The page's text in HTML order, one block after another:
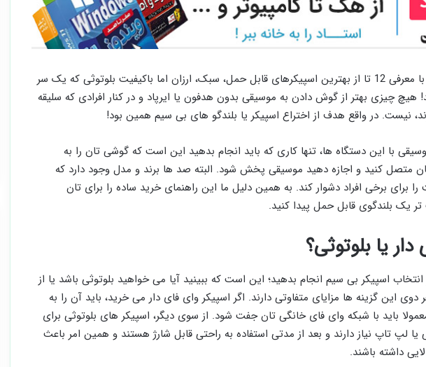
یک راهنمای خرید جذاب، با معرفی 12 تا از بهترین اسپیکرهای قابل حمل، سبک، ارزان اما باکیفیت بلوتوثی که یک سر
هیچ چیزی بهتر از گوش دادن به موسیقی بدون هدفون یا ایرپاد و در کنار افرادی که سلیقه
نیست. در واقع هدف از اختراع اسپیکر یا بلندگو های بی ‌سیم همین بود!
با این دستگاه ‌ها، تنها کاری که باید انجام بدهید این است که گوشی تان را به
متصل کنید و اجازه دهید موسیقی پخش شود. البته صد ها برند و مدل وجود دارد که
برخی افراد دشوار کند. به همین دلیل ما این راهنمای خرید ساده را برای تان
تر یک بلندگوی قابل حمل پیدا کنید.
یا بلوتوثی؟
انتخاب اسپیکر بی‌ سیم انجام بدهید؛ این است که ببینید آیا می ‌خواهید بلوتوثی باشد یا از
این گزینه ‌ها مزایای متفاوتی دارند. اگر اسپیکر وای ‌فای دار می ‌خرید، باید آن را به
باید با شبکه وای ‌فای خانگی تان جفت ‌شود. از سوی دیگر، اسپیکر های بلوتوثی برای
لپ تاپ نیاز دارند و بعد از مدتی استفاده به راحتی قابل شارژ هستند و همین امر باعث
داشته باشند.